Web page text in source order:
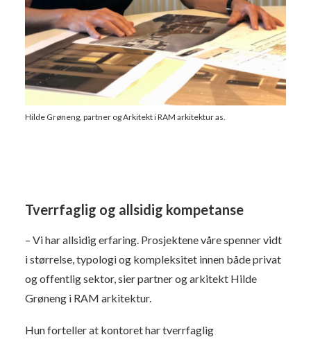
Hilde Grøneng, partner og Arkitekt i RAM arkitektur as.
Tverrfaglig og allsidig kompetanse
– Vi har allsidig erfaring. Prosjektene våre spenner vidt
i størrelse, typologi og kompleksitet innen både privat
og offentlig sektor, sier partner og arkitekt Hilde
Grøneng i RAM arkitektur.
Hun forteller at kontoret har tverrfaglig